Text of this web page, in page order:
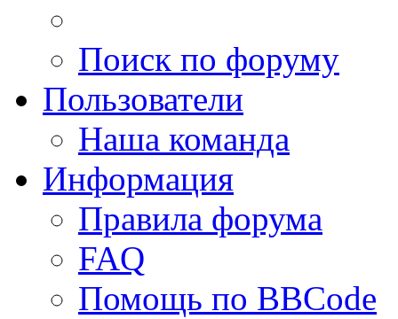
Поиск по форуму
Пользователи
Наша команда
Информация
Правила форума
FAQ
Помощь по BBCode